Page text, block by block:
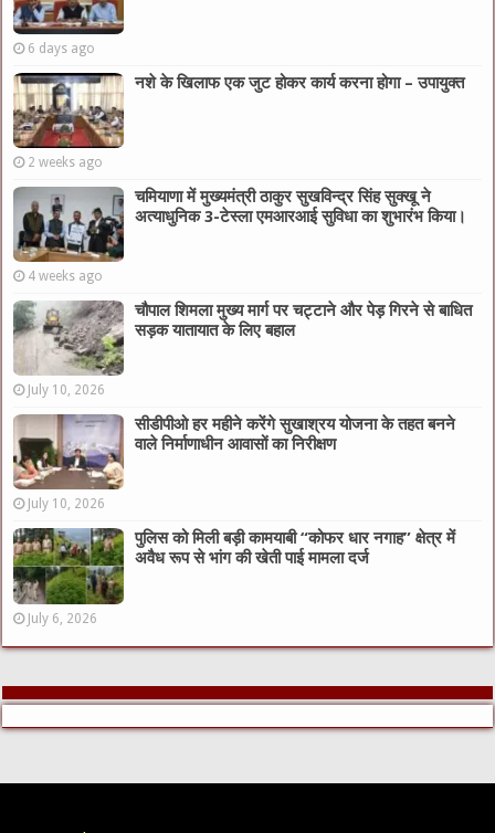
6 days ago
नशे के खिलाफ एक जुट होकर कार्य करना होगा – उपायुक्त
2 weeks ago
चमियाणा में मुख्यमंत्री ठाकुर सुखविन्द्र सिंह सुक्खू ने
अत्याधुनिक 3-टेस्ला एमआरआई सुविधा का शुभारंभ किया।
4 weeks ago
चौपाल शिमला मुख्य मार्ग पर चट्टाने और पेड़ गिरने से बाधित
सड़क यातायात के लिए बहाल
July 10, 2026
सीडीपीओ हर महीने करेंगे सुखाश्रय योजना के तहत बनने
वाले निर्माणाधीन आवासों का निरीक्षण
July 10, 2026
पुलिस को मिली बड़ी कामयाबी “कोफर धार नगाह” क्षेत्र में
अवैध रूप से भांग की खेती पाई मामला दर्ज
July 6, 2026